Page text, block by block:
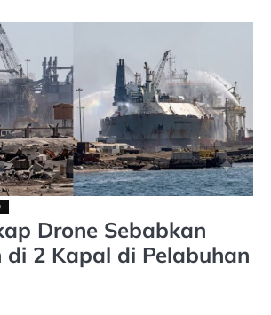
Drone Sebabkan
di 2 Kapal di Pelabuhan